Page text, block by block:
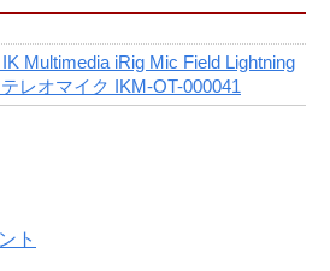
Multimedia iRig Mic Field Lightning
レオマイク IKM-OT-000041
ト